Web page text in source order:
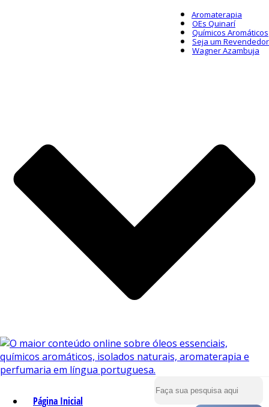
Aromaterapia
OEs Quinarí
Químicos Aromáticos
Seja um Revendedor
Wagner Azambuja
Página Inicial